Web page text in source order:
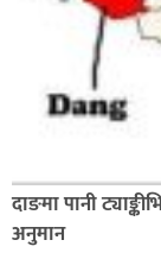
दाङमा पानी
अनुमान